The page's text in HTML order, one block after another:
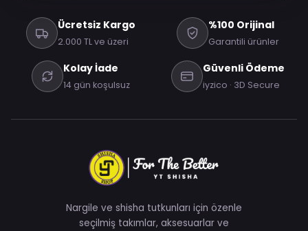
Ücretsiz Kargo
2.000 TL ve üzeri
%100 Orijinal
Garantili ürünler
Kolay İade
14 gün koşulsuz
Güvenli Ödeme
iyzico · 3D Secure
Nargile ve shisha tutkunları için özenle
seçilmiş takımlar, aksesuarlar ve